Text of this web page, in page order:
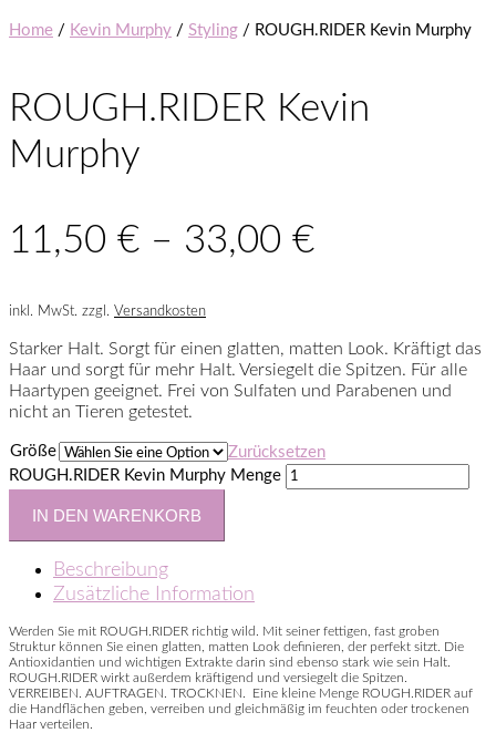
Home / Kevin Murphy / Styling / ROUGH.RIDER Kevin Murphy
ROUGH.RIDER Kevin
Murphy
11,50 € – 33,00 €
inkl. MwSt. zzgl. Versandkosten
Starker Halt. Sorgt für einen glatten, matten Look. Kräftigt das
Haar und sorgt für mehr Halt. Versiegelt die Spitzen. Für alle
Haartypen geeignet. Frei von Sulfaten und Parabenen und
nicht an Tieren getestet.
Größe
Zurücksetzen
ROUGH.RIDER Kevin Murphy Menge
IN DEN WARENKORB
Beschreibung
Zusätzliche Information
Werden Sie mit ROUGH.RIDER richtig wild. Mit seiner fettigen, fast groben
Struktur können Sie einen glatten, matten Look definieren, der perfekt sitzt. Die
Antioxidantien und wichtigen Extrakte darin sind ebenso stark wie sein Halt.
ROUGH.RIDER wirkt außerdem kräftigend und versiegelt die Spitzen.
VERREIBEN. AUFTRAGEN. TROCKNEN. Eine kleine Menge ROUGH.RIDER auf
die Handflächen geben, verreiben und gleichmäßig im feuchten oder trockenen
Haar verteilen.